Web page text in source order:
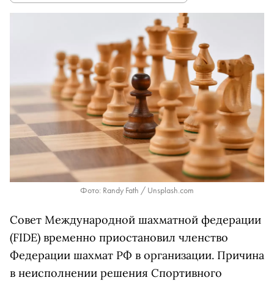
Фото: Randy Fath / Unsplash.com
Совет Международной шахматной федерации
(FIDE) временно приостановил членство
Федерации шахмат РФ в организации. Причина
в неисполнении решения Спортивного